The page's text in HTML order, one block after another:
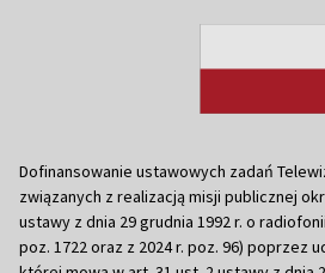
Dofinansowanie ustawowych zadań
związanych z realizacją misji publicznej
ustawy z dnia 29 grudnia 1992 r. o
poz. 1722 oraz z 2024 r. poz. 96) poprzez